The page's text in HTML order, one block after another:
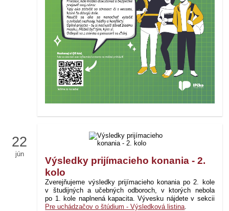
22
jún
Výsledky prijímacieho konania - 2.
kolo
Zverejňujeme výsledky prijímacieho konania po 2. kole
v študijných a učebných odboroch, v ktorých nebola
po 1. kole naplnená kapacita. Vývesku nájdete v sekcii
Pre uchádzačov o štúdium - Výsledková listina